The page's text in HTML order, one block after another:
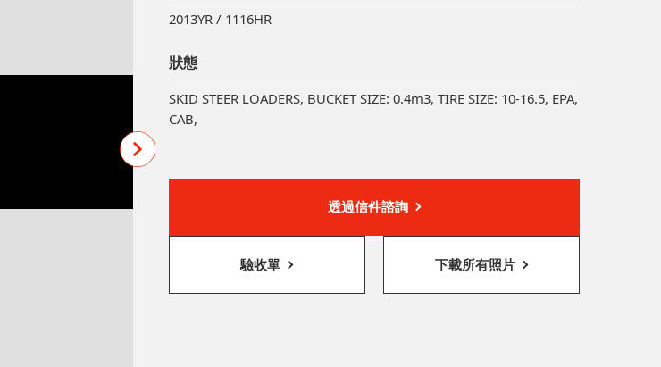
2013YR / 1116HR
狀態
SKID STEER LOADERS, BUCKET SIZE: 0.4m3, TIRE SIZE: 10-16.5, EPA,
CAB,
透過信件諮詢
驗收單 下載所有照片